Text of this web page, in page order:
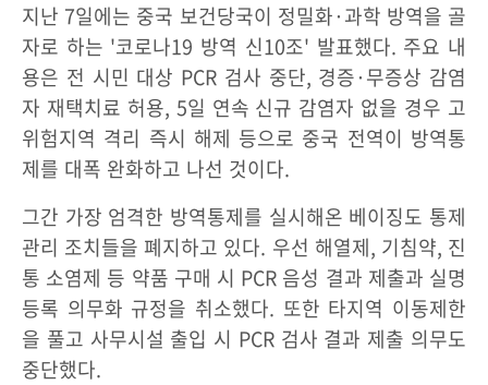
지난 7일에는 중국 보건당국이 정밀화·과학 방역을 골
자로 하는 '코로나19 방역 신10조' 발표했다. 주요 내
용은 전 시민 대상 PCR 검사 중단, 경증·무증상 감염
자 재택치료 허용, 5일 연속 신규 감염자 없을 경우 고
위험지역 격리 즉시 해제 등으로 중국 전역이 방역통
제를 대폭 완화하고 나선 것이다.
그간 가장 엄격한 방역통제를 실시해온 베이징도 통제
관리 조치들을 폐지하고 있다. 우선 해열제, 기침약, 진
통 소염제 등 약품 구매 시 PCR 음성 결과 제출과 실명
등록 의무화 규정을 취소했다. 또한 타지역 이동제한
을 풀고 사무시설 출입 시 PCR 검사 결과 제출 의무도
중단했다.